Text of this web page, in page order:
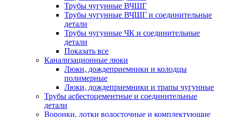
Трубы чугунные ВЧШГ
Трубы чугунные ВЧШГ и соединительные
детали
Трубы чугунные ЧК и соединительные
детали
Показать все
Канализационные люки
Люки, дождеприемники и колодцы
полимерные
Люки, дождеприемники и трапы чугунные
Трубы асбестоцементные и соединительные
детали
Воронки, лотки водосточные и комплектующие